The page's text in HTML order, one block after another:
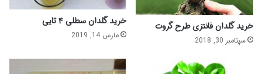
خرید گلدان فانتزی طرح گروت
سپتامبر 30, 2018
خرید گلدان سطلی ۴ تایی
مارس 14, 2019